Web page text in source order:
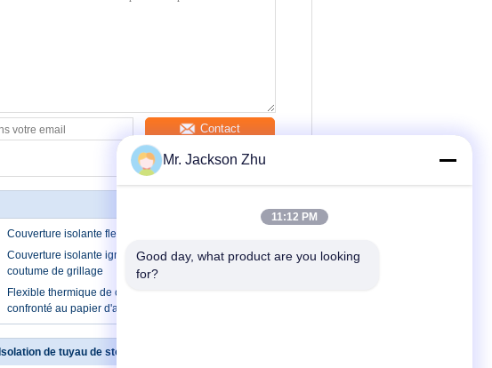
Contact
Couverture isolante flexible de stonewool
Couverture isolante ignifuge de stonewool avec la
coutume de grillage
Flexible thermique de couverture isolante de stonewool
confronté au papier d'aluminium
Isolation de tuyau de stonewool
Mr. Jackson Zhu
11:12 PM
Good day, what product are you looking
for?